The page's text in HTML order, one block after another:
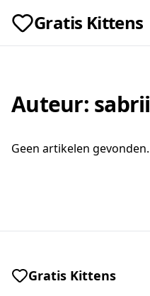
Gratis Kittens
Auteur: sabrii
Geen artikelen gevonden.
Gratis Kittens